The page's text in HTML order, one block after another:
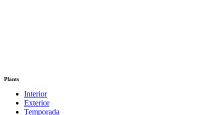
Plants
Interior
Exterior
Temporada